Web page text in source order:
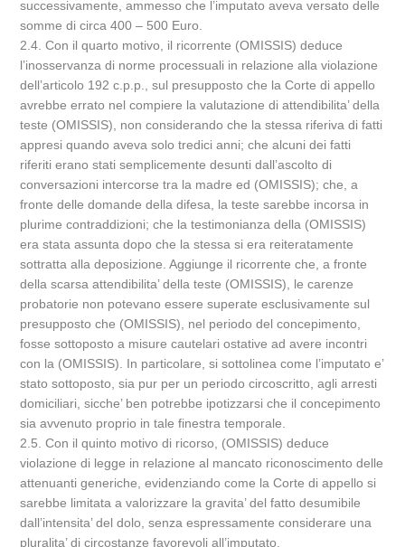
successivamente, ammesso che l’imputato aveva versato delle
somme di circa 400 – 500 Euro.
2.4. Con il quarto motivo, il ricorrente (OMISSIS) deduce
l’inosservanza di norme processuali in relazione alla violazione
dell’articolo 192 c.p.p., sul presupposto che la Corte di appello
avrebbe errato nel compiere la valutazione di attendibilita’ della
teste (OMISSIS), non considerando che la stessa riferiva di fatti
appresi quando aveva solo tredici anni; che alcuni dei fatti
riferiti erano stati semplicemente desunti dall’ascolto di
conversazioni intercorse tra la madre ed (OMISSIS); che, a
fronte delle domande della difesa, la teste sarebbe incorsa in
plurime contraddizioni; che la testimonianza della (OMISSIS)
era stata assunta dopo che la stessa si era reiteratamente
sottratta alla deposizione. Aggiunge il ricorrente che, a fronte
della scarsa attendibilita’ della teste (OMISSIS), le carenze
probatorie non potevano essere superate esclusivamente sul
presupposto che (OMISSIS), nel periodo del concepimento,
fosse sottoposto a misure cautelari ostative ad avere incontri
con la (OMISSIS). In particolare, si sottolinea come l’imputato e’
stato sottoposto, sia pur per un periodo circoscritto, agli arresti
domiciliari, sicche’ ben potrebbe ipotizzarsi che il concepimento
sia avvenuto proprio in tale finestra temporale.
2.5. Con il quinto motivo di ricorso, (OMISSIS) deduce
violazione di legge in relazione al mancato riconoscimento delle
attenuanti generiche, evidenziando come la Corte di appello si
sarebbe limitata a valorizzare la gravita’ del fatto desumibile
dall’intensita’ del dolo, senza espressamente considerare una
pluralita’ di circostanze favorevoli all’imputato.